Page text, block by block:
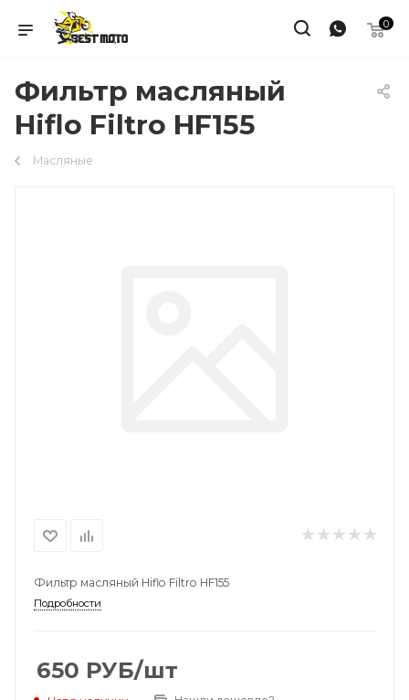
0
Фильтр масляный
Hiflo Filtro HF155
Масляные
Фильтр масляный Hiflo Filtro HF155
Подробности
650 РУБ/шт